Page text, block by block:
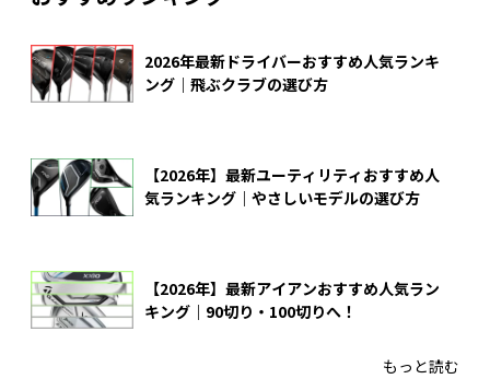
2026年最新ドライバーおすすめ人気ランキ
ング｜飛ぶクラブの選び方
【2026年】最新ユーティリティおすすめ人
気ランキング｜やさしいモデルの選び方
【2026年】最新アイアンおすすめ人気ラン
キング｜90切り・100切りへ！
もっと読む